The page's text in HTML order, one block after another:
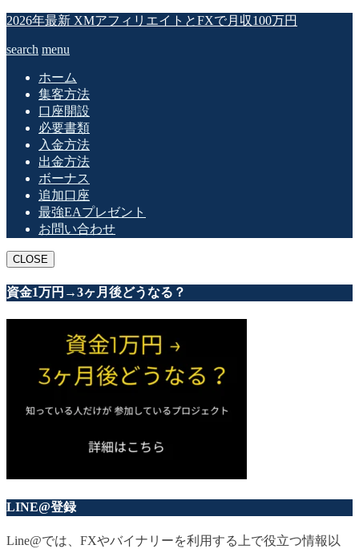
2026年最新 XMアフィリエイトとFXで月収100万円
search menu
ホーム
集客方法
口座開設
必要書類
入金方法
出金方法
ボーナス
追加口座
最強EAプレゼント
お問い合わせ
CLOSE
資金1万円→3ヶ月後どうなる？
LINE@登録
Line@では、FXやバイナリーを利用する上で役立つ情報以